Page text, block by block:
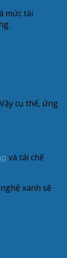
mức tài
cụ thể, ứng
và tái chế
xanh sẽ